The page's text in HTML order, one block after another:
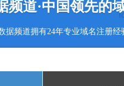
频道·中国领先的
据频道拥有24年专业域名注册